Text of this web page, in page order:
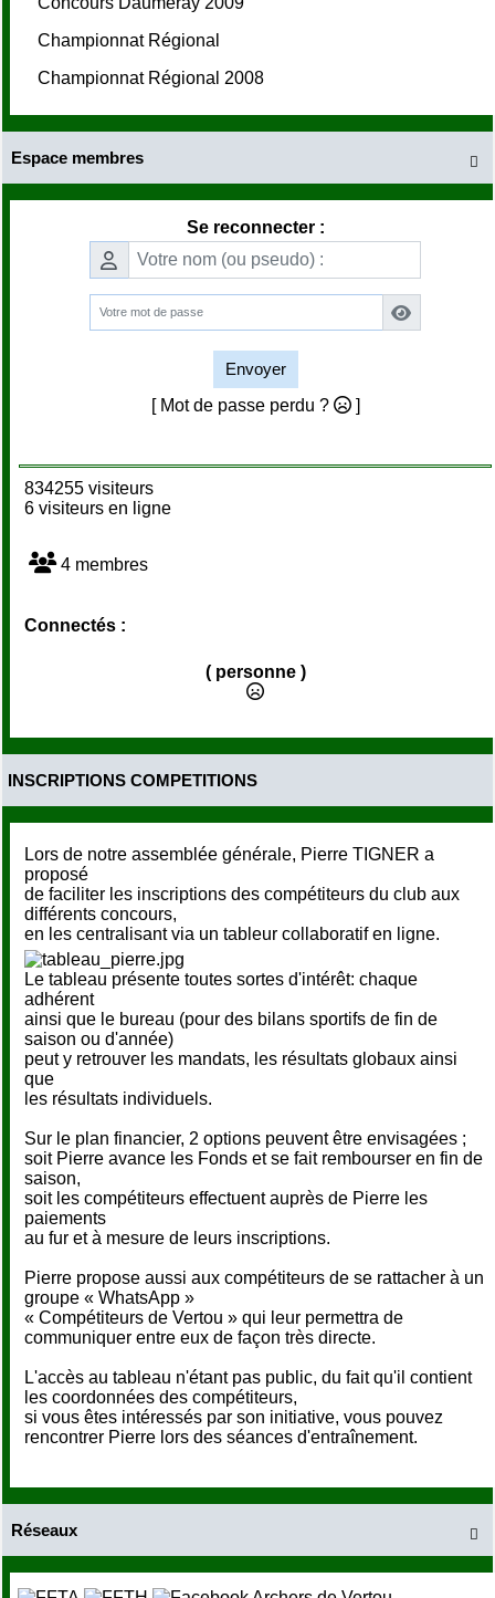
Championnat Régional
Championnat Régional 2008

Espace membres
Se reconnecter :
Envoyer
[ Mot de passe perdu ?
]
834255 visiteurs
6 visiteurs en ligne
4 membres
Connectés :
( personne )
INSCRIPTIONS COMPETITIONS
Lors de notre assemblée générale, Pierre TIGNER a
proposé
de faciliter les inscriptions des compétiteurs du club aux
différents concours,
en les centralisant via un tableur collaboratif en ligne.
Le tableau présente toutes sortes d'intérêt: chaque
adhérent
ainsi que le bureau (pour des bilans sportifs de fin de
saison ou d'année)
peut y retrouver les mandats, les résultats globaux ainsi
que
les résultats individuels.
Sur le plan financier, 2 options peuvent être envisagées ;
soit Pierre avance les Fonds et se fait rembourser en fin de
saison,
soit les compétiteurs effectuent auprès de Pierre les
paiements
au fur et à mesure de leurs inscriptions.
Pierre propose aussi aux compétiteurs de se rattacher à un
groupe « WhatsApp »
« Compétiteurs de Vertou » qui leur permettra de
communiquer entre eux de façon très directe.
L'accès au tableau n'étant pas public, du fait qu'il contient
les coordonnées des compétiteurs,
si vous êtes intéressés par son initiative, vous pouvez
rencontrer Pierre lors des séances d'entraînement.

Réseaux